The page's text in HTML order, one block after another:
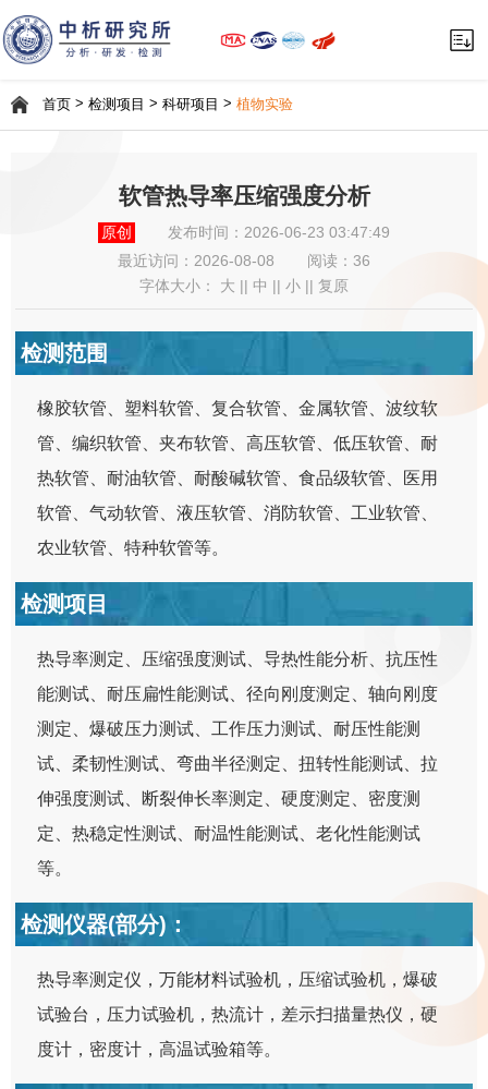
首页> 检测项目 > 科研项目 > 植物实验
软管热导率压缩强度分析
原创
发布时间：2026-06-23 03:47:49
最近访问：2026-08-08
阅读：36
字体大小： 大 中 小 复原
检测范围
橡胶软管、塑料软管、复合软管、金属软管、波纹软
管、编织软管、夹布软管、高压软管、低压软管、耐
热软管、耐油软管、耐酸碱软管、食品级软管、医用
软管、气动软管、液压软管、消防软管、工业软管、
农业软管、特种软管等。
检测项目
热导率测定、压缩强度测试、导热性能分析、抗压性
能测试、耐压扁性能测试、径向刚度测定、轴向刚度
测定、爆破压力测试、工作压力测试、耐压性能测
试、柔韧性测试、弯曲半径测定、扭转性能测试、拉
伸强度测试、断裂伸长率测定、硬度测定、密度测
定、热稳定性测试、耐温性能测试、老化性能测试
等。
检测仪器(部分)：
热导率测定仪，万能材料试验机，压缩试验机，爆破
试验台，压力试验机，热流计，差示扫描量热仪，硬
度计，密度计，高温试验箱等。